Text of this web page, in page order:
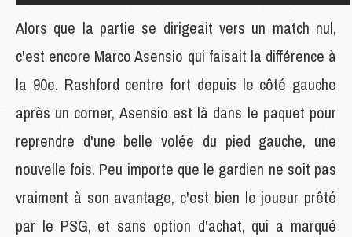
Alors que la partie se dirigeait vers un match nul,
c'est encore Marco Asensio qui faisait la différence à
la 90e. Rashford centre fort depuis le côté gauche
après un corner, Asensio est là dans le paquet pour
reprendre d'une belle volée du pied gauche, une
nouvelle fois. Peu importe que le gardien ne soit pas
vraiment à son avantage, c'est bien le joueur prêté
par le PSG, et sans option d'achat, qui a marqué